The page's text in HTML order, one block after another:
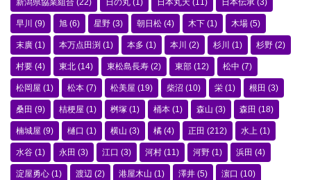
新潟県協業組合 (22) 日の丸 (1) 日本丸天 (11) 日本伝承 (3)
早川 (9) 旭 (6) 星野 (3) 朝日松 (4) 木下 (1) 木場 (5)
末廣 (1) 本万点田渕 (1) 本多 (1) 本川 (2) 杉川 (1) 杉野 (2)
村要 (4) 東北 (14) 東松島長寿 (2) 東部 (12) 松中 (7)
松岡屋 (1) 松本 (7) 松美屋 (19) 柴沼 (10) 栄 (1) 根田 (3)
桑田 (9) 桔梗屋 (1) 桝塚 (1) 桶本 (1) 森山 (3) 森田 (18)
楠城屋 (9) 樋口 (1) 横山 (3) 橘 (4) 正田 (212) 水上 (1)
水谷 (1) 永田 (3) 江口 (3) 河村 (11) 河野 (1) 浜田 (4)
淀屋勇心 (1) 渡辺 (2) 港屋木山 (1) 澤井 (5) 濵口 (10)